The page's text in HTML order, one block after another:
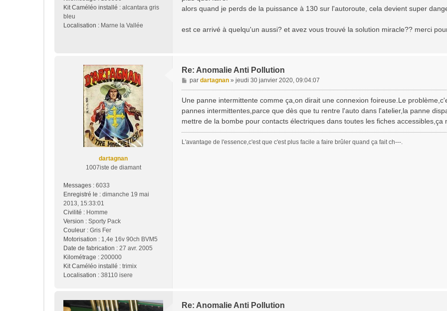
Kit Caméléo installé : alcantara gris
bleu
Localisation : Marne la Vallée
alors quand je perds de la puissance à 130 sur l'autoroute, cela devient super
est ce arrivé à quelqu'un aussi? et avez vous trouvé la solution miracle?? merci
dartagnan
1007iste de diamant
Messages : 6033
Enregistré le : dimanche 19 mai
2013, 15:33:01
Civilité : Homme
Version : Sporty Pack
Couleur : Gris Fer
Motorisation : 1,4e 16v 90ch BVM5
Date de fabrication : 27 avr. 2005
Kilométrage : 200000
Kit Caméléo installé : trimix
Localisation : 38110 isere
Re: Anomalie Anti Pollution
M
e
s
g
e
par dartagnan» jeudi 30 janvier 2020, 09:04:07
Une panne intermittente comme ça,on dirait une connexion foireuse.Le
pannes intermittentes,parce que dès que tu rentre l'auto dans l'atelier,la panne
mettre de la bombe pour contacts électriques dans toutes les fiches accessibles,ça
L'avantage de l'essence,c'est que c'est plus facile a faire brûler quand ça fait ch---.
Re: Anomalie Anti Pollution